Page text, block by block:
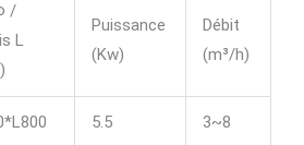
/
L
Puissance
(Kw)
Débit
(m³/h)
5.5 3~8